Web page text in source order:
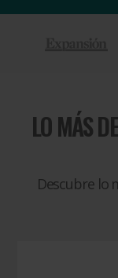
LO MÁS
Descubre lo